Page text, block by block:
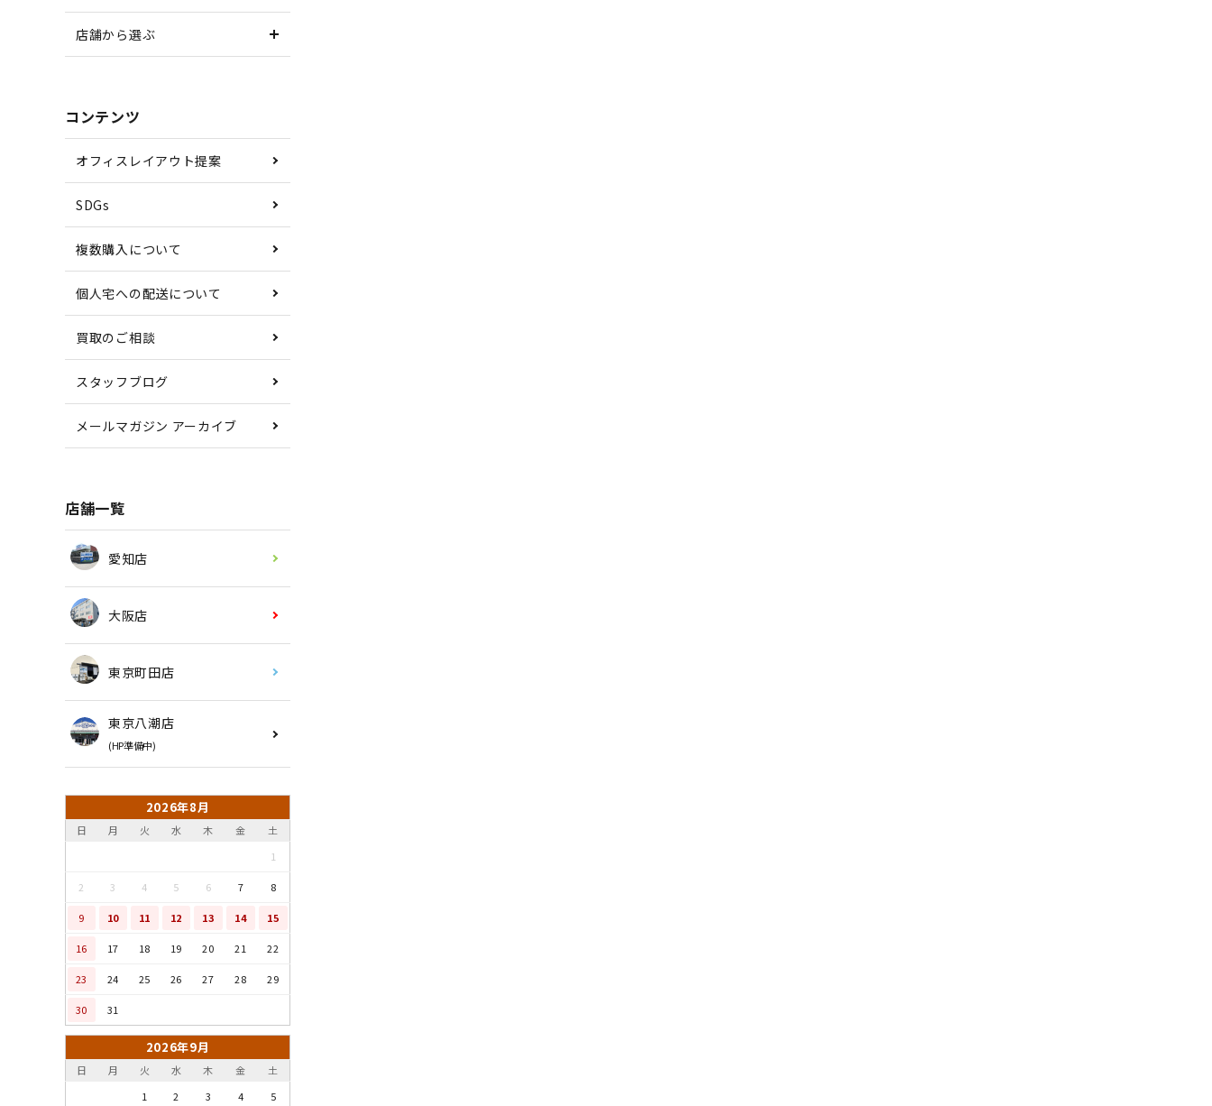
店舗から選ぶ
コンテンツ
オフィスレイアウト提案
SDGs
複数購入について
個人宅への配送について
買取のご相談
スタッフブログ
メールマガジン アーカイブ
店舗一覧
愛知店
大阪店
東京町田店
東京八潮店
(HP準備中)
2026年8月
日 月 火 水 木 金
土
1
2 3 4 5 6 7 8
9 10 11 12 13 14 15
16 17 18 19 20 21 22
23 24 25 26 27 28 29
30 31
2026年9月
日 月 火 水 木 金
土
1
2 3 4 5